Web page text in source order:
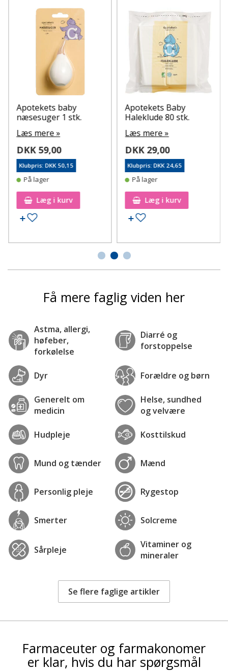
Apotekets baby
næsesuger 1 stk.
Læs mere »
DKK 59,00
Klubpris: DKK 50,15
På lager
Læg i kurv
Tilføj til ønskeseddel
Apotekets Baby
Haleklude 80 stk.
Læs mere »
DKK 29,00
Klubpris: DKK 24,65
På lager
Læg i kurv
Tilføj til ønskeseddel
Få mere faglig viden her
Astma, allergi,
høfeber,
forkølelse
Diarré og
forstoppelse
Dyr Forældre og børn
Generelt om
medicin
Helse, sundhed
og velvære
Hudpleje Kosttilskud
Mund og tænder Mænd
Personlig pleje Rygestop
Smerter Solcreme
Sårpleje
Vitaminer og
mineraler
Se flere faglige artikler
Farmaceuter og farmakonomer
er klar, hvis du har spørgsmål